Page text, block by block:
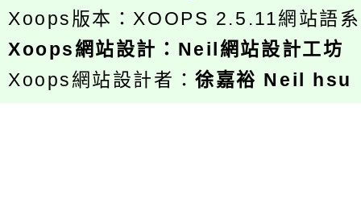
Xoops版本： XOOPS 2.5.11網站語
Xoops網站設計 ： Neil網站設計工坊
Xoops網站設計者：徐嘉裕 Neil hsu